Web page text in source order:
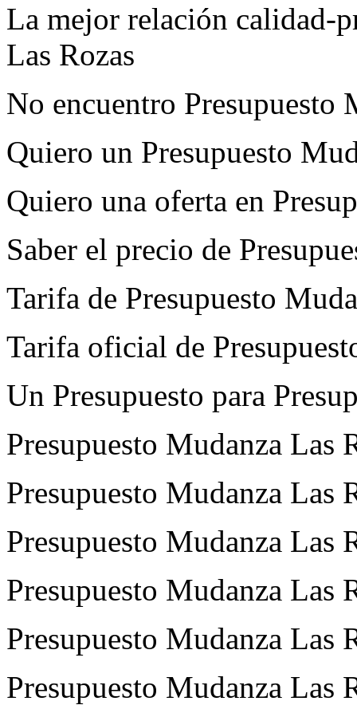
La mejor relación calidad-
Las Rozas
No encuentro Presupuesto
Quiero un Presupuesto
Quiero una oferta en
Saber el precio de
Tarifa de Presupuesto
Tarifa oficial de
Un Presupuesto para
Presupuesto Mudanza Las
Presupuesto Mudanza Las
Presupuesto Mudanza Las
Presupuesto Mudanza Las
Presupuesto Mudanza Las
Presupuesto Mudanza Las